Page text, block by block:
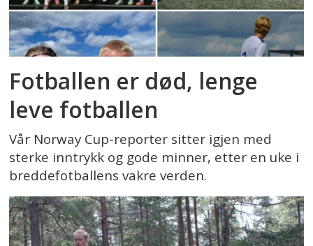
Fotballen er død, lenge
leve fotballen
Vår Norway Cup-reporter sitter igjen med
sterke inntrykk og gode minner, etter en uke i
breddefotballens vakre verden.